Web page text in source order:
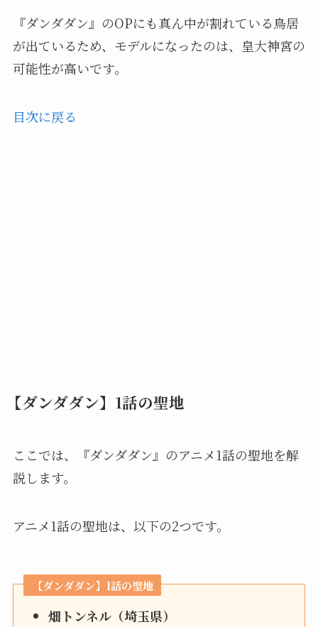
『ダンダダン』のOPにも真ん中が割れている鳥居
が出ているため、モデルになったのは、皇大神宮の
可能性が高いです。
目次に戻る
【ダンダダン】1話の聖地
ここでは、『ダンダダン』のアニメ1話の聖地を解
説します。
アニメ1話の聖地は、以下の2つです。
【ダンダダン】1話の聖地
畑トンネル（埼玉県）